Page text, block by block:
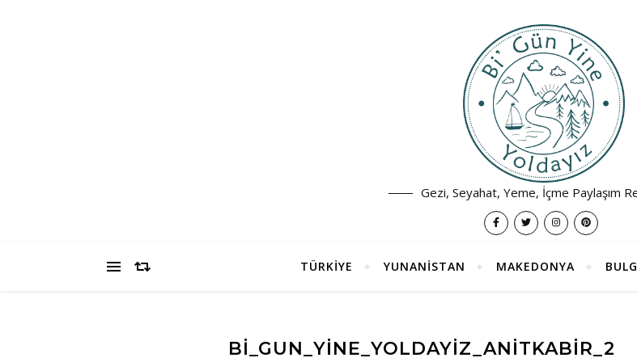
Gezi, Seyahat, Yeme, İçme Paylaşım
TÜRKİYE YUNANİSTAN MAKEDONYA
BI_GUN_YINE_YOLDAYIZ_ANITKABIR_2